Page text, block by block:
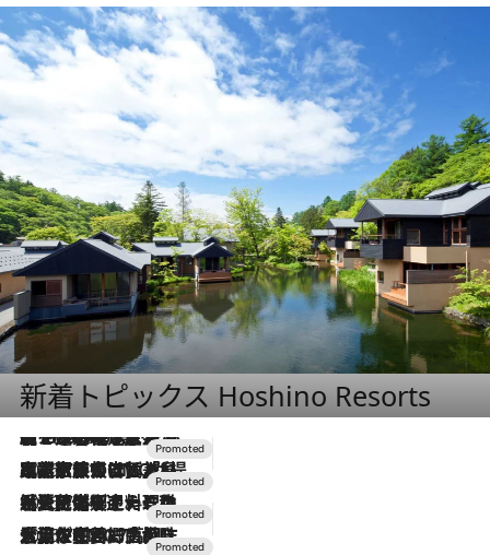
新着トピックス Hoshino Resorts
2026.8.7
【トンボの足水浴】ヒノキの香りに包まれて涼感マックス！約13℃の湧水かけ流しを避暑地「星野温泉 トンボの湯」で体験
2026.7.31
【ホテル帰省】という選択肢をOMOが提案。家族とほどよい距離を保つには「昼は実家、夜は気兼ねなくホテルで！」
2026.7.24
【夏限定ディナーコース】旬を迎える稚鮎や花ズッキーニなどをイタリア・トスカーナの郷土料理の手法で満喫！
2026.7.17
「土佐和ハーブかき氷」がOMO7高知に登場！生姜、山椒、大葉など目にも舌にも涼を呼ぶ郷土の味